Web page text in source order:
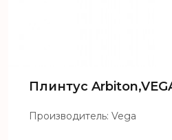
Плинтус
Производитель: Vega